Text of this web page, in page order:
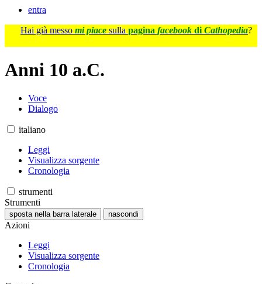
entra
Hai già messo mi piace sulla pagina facebook di Cathopedia?
Anni 10 a.C.
Voce
Dialogo
italiano
Leggi
Visualizza sorgente
Cronologia
strumenti
Strumenti
sposta nella barra laterale nascondi
Azioni
Leggi
Visualizza sorgente
Cronologia